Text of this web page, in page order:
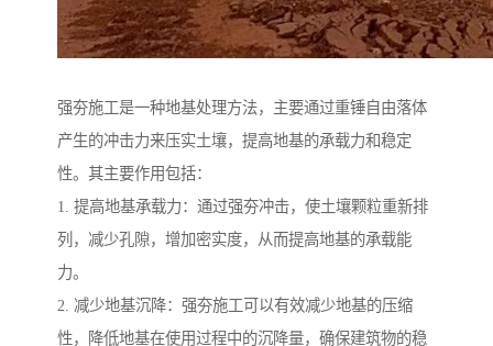
强夯施工是一种地基处理方法，主要通过重锤自由落体
产生的冲击力来压实土壤，提高地基的承载力和稳定
性。其主要作用包括：
1. 提高地基承载力：通过强夯冲击，使土壤颗粒重新排
列，减少孔隙，增加密实度，从而提高地基的承载能
力。
2. 减少地基沉降：强夯施工可以有效减少地基的压缩
性，降低地基在使用过程中的沉降量，确保建筑物的稳